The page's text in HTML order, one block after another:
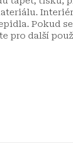
Pokud
pro další